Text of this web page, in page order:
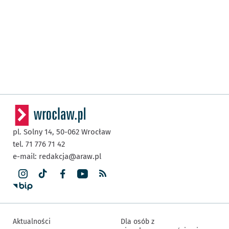
pl. Solny 14, 50-062 Wrocław
tel. 71 776 71 42
e-mail: redakcja@araw.pl
Aktualności
Dla osób z